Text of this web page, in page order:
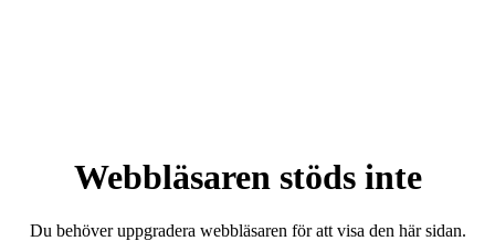
Webbläsaren stöds inte
Du behöver uppgradera webbläsaren för att visa den här sidan.